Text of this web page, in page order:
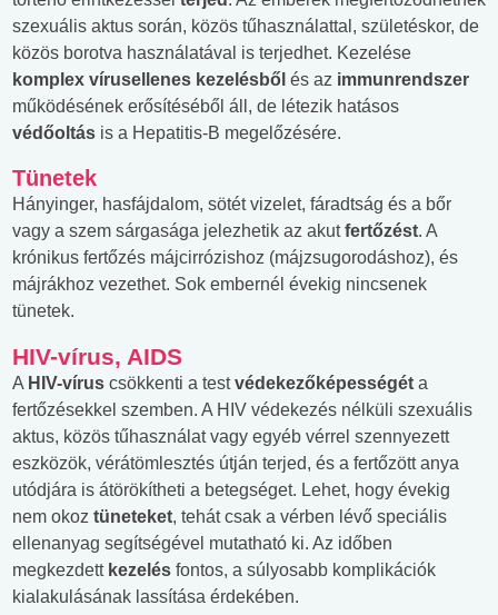
szexuális aktus során, közös tűhasználattal, születéskor, de
közös borotva használatával is terjedhet. Kezelése
komplex vírusellenes kezelésből és az immunrendszer
működésének erősítéséből áll, de létezik hatásos
védőoltás is a Hepatitis-B megelőzésére.
Tünetek
Hányinger, hasfájdalom, sötét vizelet, fáradtság és a bőr
vagy a szem sárgasága jelezhetik az akutfertőzést. A
krónikus fertőzés májcirrózishoz (májzsugorodáshoz), és
májrákhoz vezethet. Sok embernél évekig nincsenek
tünetek.
HIV-vírus, AIDS
A HIV-vírus csökkenti a testvédekezőképességét a
fertőzésekkel szemben. A HIV védekezés nélküli szexuális
aktus, közös tűhasználat vagy egyéb vérrel szennyezett
eszközök, vérátömlesztés útján terjed, és a fertőzött anya
utódjára is átörökítheti a betegséget. Lehet, hogy évekig
nem okoz tüneteket, tehát csak a vérben lévő speciális
ellenanyag segítségével mutatható ki. Az időben
megkezdett kezelés fontos, a súlyosabb komplikációk
kialakulásának lassítása érdekében.